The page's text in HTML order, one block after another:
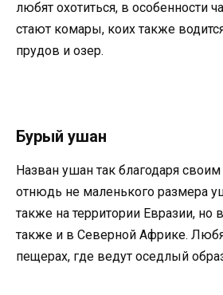
любят охотиться, в особенности
стают комары, коих также
прудов и озер.
Бурый ушан
Назван ушан так благодаря
отнюдь не маленького размера
также на территории Евразии, но
также и в Северной Африке.
пещерах, где ведут оседлый